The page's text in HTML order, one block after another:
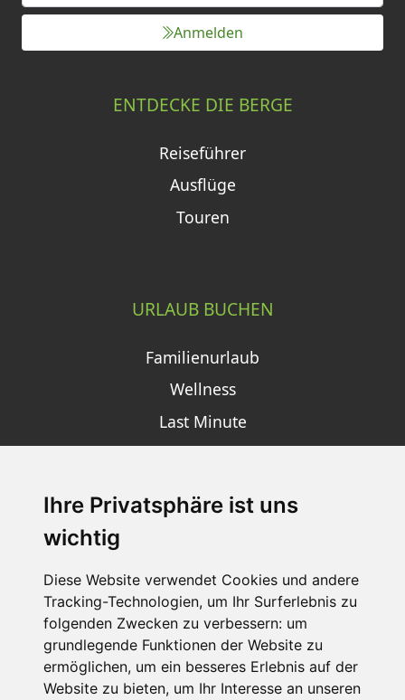
Ihre Privatsphäre ist uns
wichtig
Diese Website verwendet Cookies und andere
Tracking-Technologien, um Ihr Surferlebnis zu
folgenden Zwecken zu verbessern: um
grundlegende Funktionen der Website zu
ermöglichen, um ein besseres Erlebnis auf der
Website zu bieten, um Ihr Interesse an unseren
Anmelden
ENTDECKE DIE BERGE
Reiseführer
Ausflüge
Touren
URLAUB BUCHEN
Familienurlaub
Wellness
Last Minute
SCHNEEHÖHEN SKI APP
Die Schneehoehen Ski APP für iOS und Android - Ein
Muss für alle Wintersportler und Schneefreaks!